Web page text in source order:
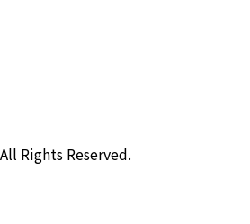
Rights Reserved.